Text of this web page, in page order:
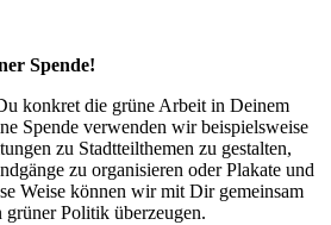
Spende!
konkret die grüne Arbeit in Deinem
Spende verwenden wir beispielsweise
zu Stadtteilthemen zu gestalten,
zu organisieren oder Plakate und
Weise können wir mit Dir gemeinsam
Politik überzeugen.